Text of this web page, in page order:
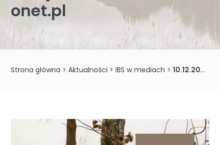
onet.pl
Strona główna >Aktualności >IBS w mediach >10.12.2024 – Artykuł o kolizji z żubrem na onet.pl